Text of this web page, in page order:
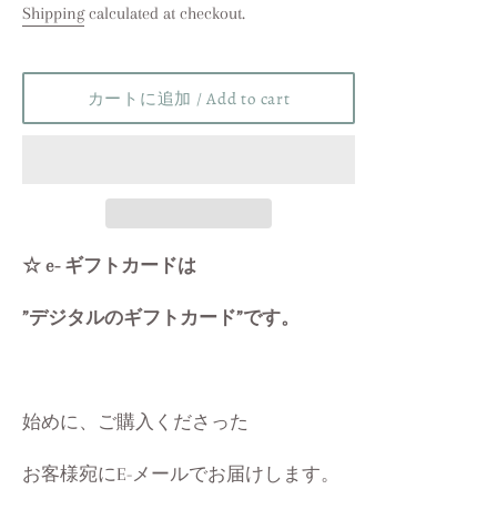
ュ
Shippingcalculated at checkout.
カートに追加 / Add to cart
☆ e- ギフトカードは
”デジタルのギフトカード”です。
始めに、ご購入くださった
お客様宛にE-メールでお届けします。